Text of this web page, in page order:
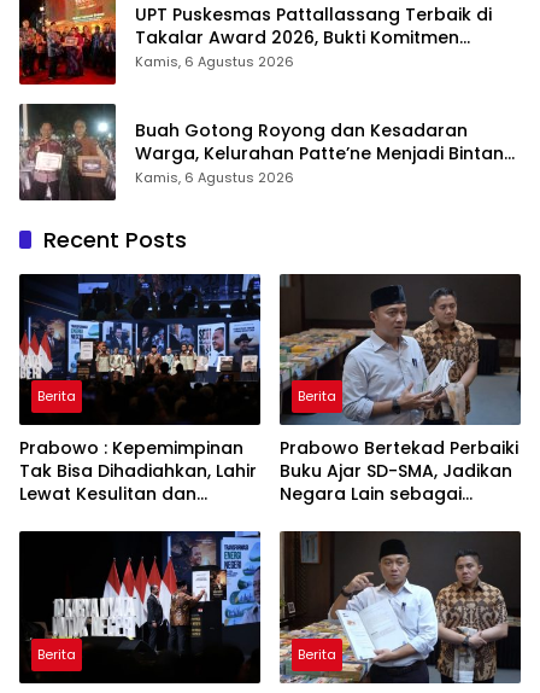
UPT Puskesmas Pattallassang Terbaik di
Takalar Award 2026, Bukti Komitmen
Hadirkan Pelayanan Kesehatan Berkualitas
Kamis, 6 Agustus 2026
Buah Gotong Royong dan Kesadaran
Warga, Kelurahan Patte’ne Menjadi Bintang
Takalar Award 2026
Kamis, 6 Agustus 2026
Recent Posts
Berita
Prabowo : Kepemimpinan
Tak Bisa Dihadiahkan, Lahir
Lewat Kesulitan dan
Berita
Prabowo Bertekad Perbaiki
Buku Ajar SD-SMA, Jadikan
Negara Lain sebagai
Berita Berita